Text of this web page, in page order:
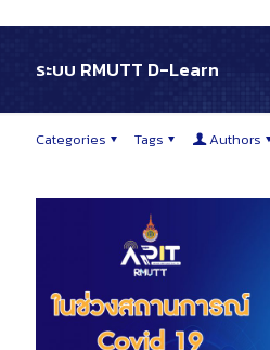
ระบบ RMUTT D-Learn
Categories Tags Authors